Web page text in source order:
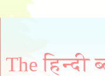
The हिन्दी